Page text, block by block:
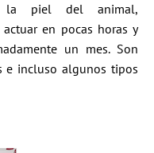
la piel del animal,
en pocas horas y
un mes. Son
e incluso algunos tipos